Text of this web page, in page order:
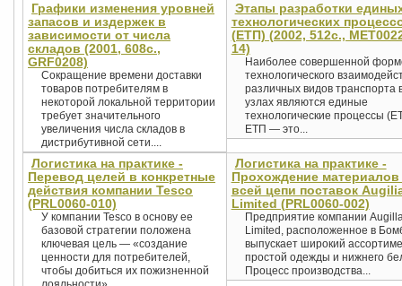
Графики изменения уровней
запасов и издержек в
зависимости от числа
складов (2001, 608с.,
GRF0208)
Сокращение времени доставки
товаров потребителям в
некоторой локальной территории
требует значительного
увеличения числа складов в
дистрибутивной сети....
Этапы разработки
технологических
(ЕТП) (2002, 512с.,
14)
Наиболее совершенной
технологического
различных видов транспорта
узлах являются единые
технологические процессы
ЕТП — это...
Логистика на практике -
Перевод целей в конкретные
действия компании Tesco
(PRL0060-010)
У компании Tesco в основу ее
базовой стратегии положена
ключевая цель — «создание
ценности для потребителей,
чтобы добиться их пожизненной
Логистика на практике -
Прохождение материалов
всей цепи поставок
Limited (PRL0060-002)
Предприятие компании
Limited, расположенное в
выпускает широкий
простой одежды и нижнего
Процесс производства...